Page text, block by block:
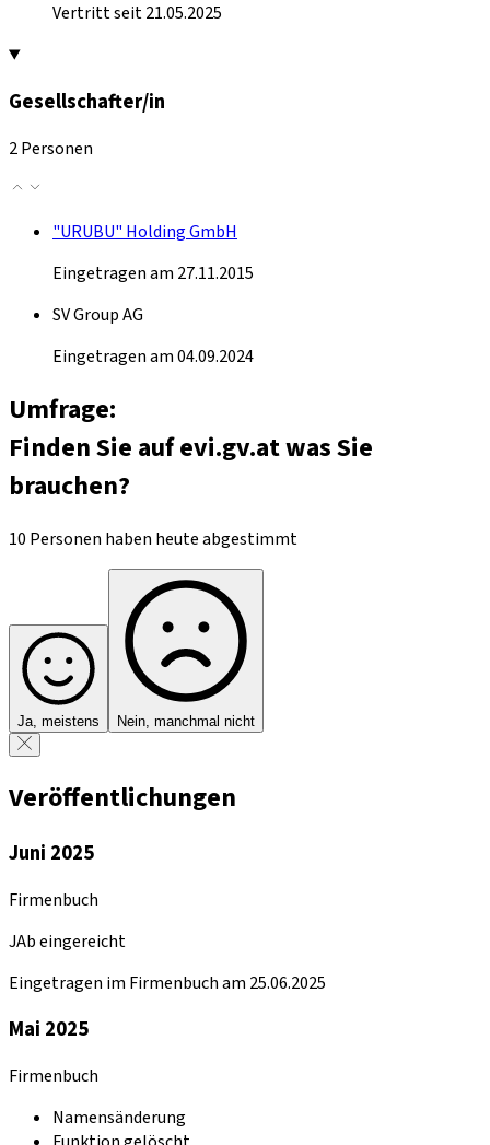
Vertritt seit 21.05.2025
Gesellschafter/in
2 Personen
"URUBU" Holding GmbH
Eingetragen am 27.11.2015
SV Group AG
Eingetragen am 04.09.2024
Umfrage:
Finden Sie auf evi.gv.at was Sie
brauchen?
10 Personen haben heute abgestimmt
Ja, meistens Nein, manchmal nicht
Veröffentlichungen
Juni 2025
Firmenbuch
JAb eingereicht
Eingetragen im Firmenbuch am 25.06.2025
Mai 2025
Firmenbuch
Namensänderung